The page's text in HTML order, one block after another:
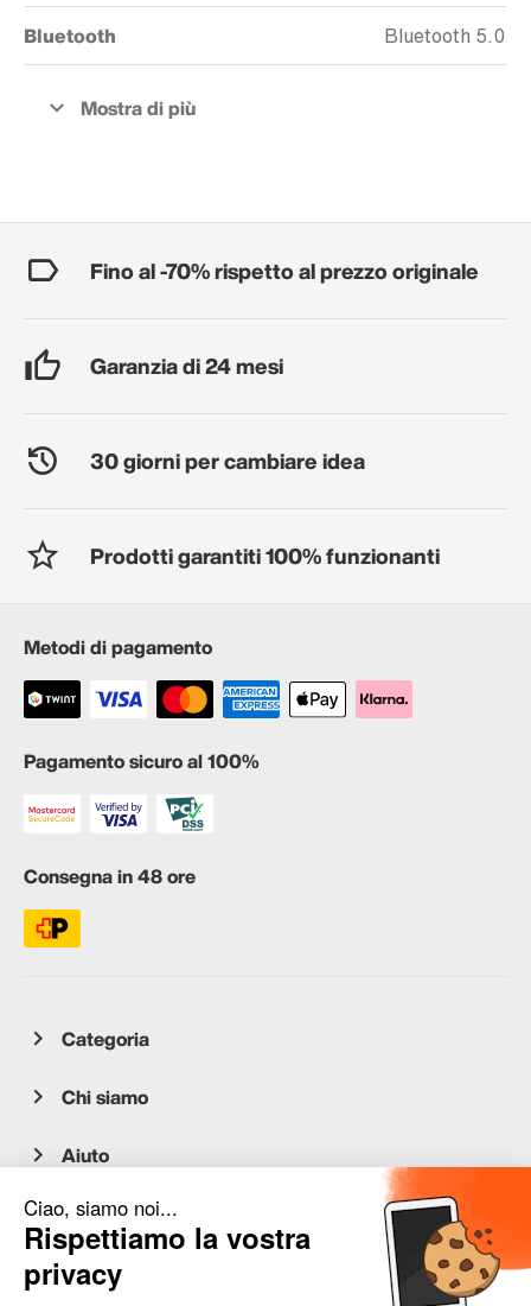
Bluetooth Bluetooth 5.0
Fino al -70% rispetto al prezzo originale
Garanzia di 24 mesi
30 giorni per cambiare idea
Prodotti garantiti 100% funzionanti
Metodi di pagamento
Pagamento sicuro al 100%
Consegna in 48 ore
Categoria
Chi siamo
Aiuto
Servizio clienti
occasion.migros.mobile@recommerce.com